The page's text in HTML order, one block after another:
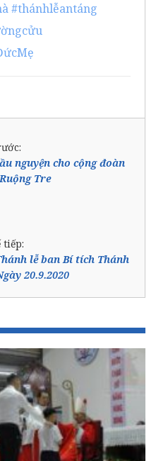
#thánhlễantáng
nguyện cho cộng đoàn
Tre
tiếp:
lễ ban Bí tích Thánh
20.9.2020